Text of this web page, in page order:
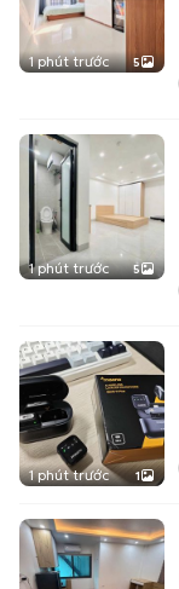
1 phút trước 5
1 phút trước 5
1 phút trước 1